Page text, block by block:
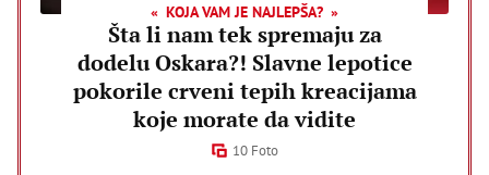
KOJA VAM JE NAJLEPŠA?
Šta li nam tek spremaju za
dodelu Oskara?! Slavne lepotice
pokorile crveni tepih kreacijama
koje morate da vidite
10 Foto